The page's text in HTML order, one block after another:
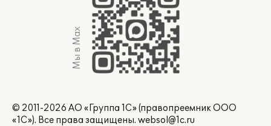
Мы в Max
© 2011-2026 АО «Группа 1С» (правопреемник ООО
«1С»). Все права защищены. websol@1c.ru